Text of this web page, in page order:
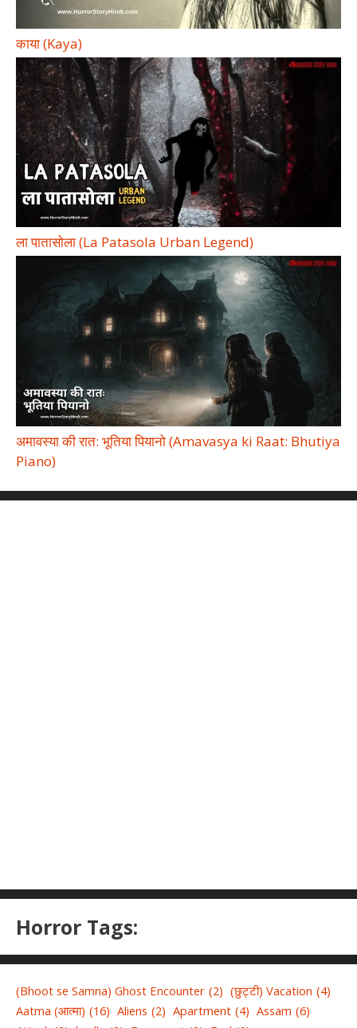
काया (Kaya)
ला पातासोला (La Patasola Urban Legend)
अमावस्या की रात: भूतिया पियानो (Amavasya ki Raat: Bhutiya
Piano)
Horror Tags:
(Bhoot se Samna) Ghost Encounter (2) (छुट्टी) Vacation (4)
Aatma (आत्मा) (16) Aliens (2) Apartment (4) Assam (6)